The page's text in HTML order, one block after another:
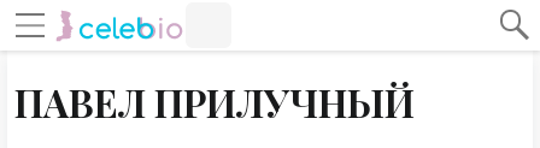
Навигация по сайту
ПАВЕЛ ПРИЛУЧНЫЙ